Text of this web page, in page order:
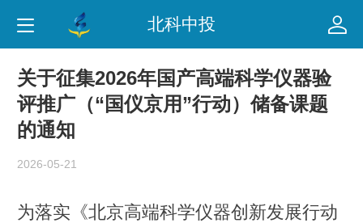
北科中投
关于征集2026年国产高端科学仪器验
评推广（“国仪京用”行动）储备课题
的通知
2026-05-21
为落实《北京高端科学仪器创新发展行动